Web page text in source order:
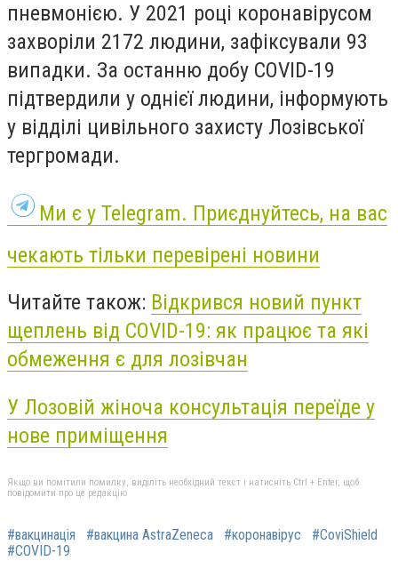
пневмонією. У 2021 році коронавірусом
захворіли 2172 людини, зафіксували 93
випадки. За останню добу COVID-19
підтвердили у однієї людини, інформують
у відділі цивільного захисту Лозівської
тергромади.
Ми є у Telegram. Приєднуйтесь, на вас
чекають тільки перевірені новини
Читайте також: Відкрився новий пункт
щеплень від COVID-19: як працює та які
обмеження є для лозівчан
У Лозовій жіноча консультація переїде у
нове приміщення
Якщо ви помітили помилку, виділіть необхідний текст і натисніть Ctrl + Enter, щоб
повідомити про це редакцію
#вакцинація #вакцина AstraZeneca #коронавірус
#CoviShield
#COVID-19